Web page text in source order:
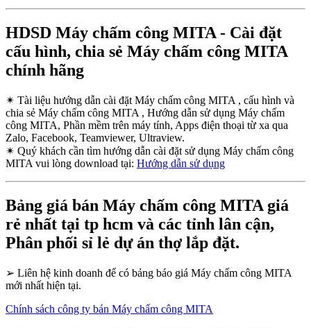
HDSD Máy chấm công MITA - Cài đặt
cấu hình, chia sẻ Máy chấm công MITA
chính hãng
✴ Tài liệu hướng dẫn cài đặt Máy chấm công MITA , cấu hình và
chia sẻ Máy chấm công MITA , Hướng dẫn sử dụng Máy chấm
công MITA, Phần mềm trên máy tính, Apps điện thoại từ xa qua
Zalo, Facebook, Teamviewer, Ultraview.
✴ Quý khách cần tìm hướng dẫn cài đặt sử dụng Máy chấm công
MITA vui lòng download tại: Hướng dẫn sử dụng
Bảng giá bán Máy chấm công MITA giá
rẻ nhất tại tp hcm và các tỉnh lân cận,
Phân phối sỉ lẻ dự án thợ lắp đặt.
➢ Liên hệ kinh doanh để có bảng báo giá Máy chấm công MITA
mới nhất hiện tại.
Chính sách công ty bán Máy chấm công MITA